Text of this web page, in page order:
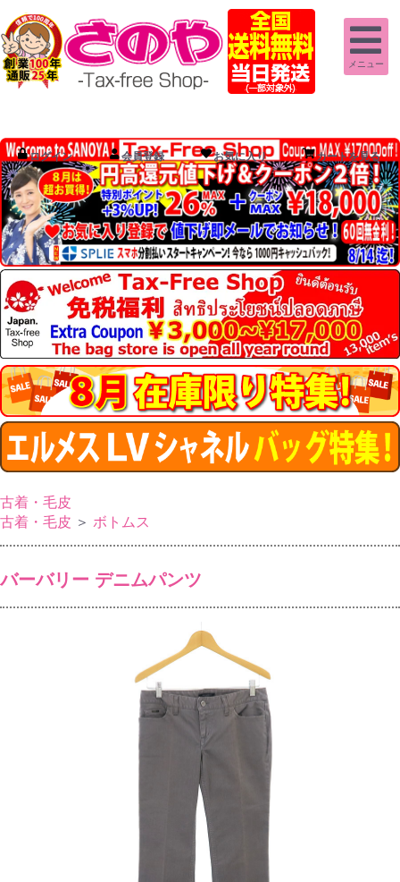
メニュー
ログイン 会員登録 お気に入り カートを見る
古着・毛皮
古着・毛皮 ＞ ボトムス
バーバリー デニムパンツ